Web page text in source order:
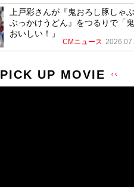
上戸彩さんが『鬼おろし豚しゃぶ
ぶっかけうどん』をつるりで「鬼
おいしい！」
CMニュース
PICK UP MOVIE